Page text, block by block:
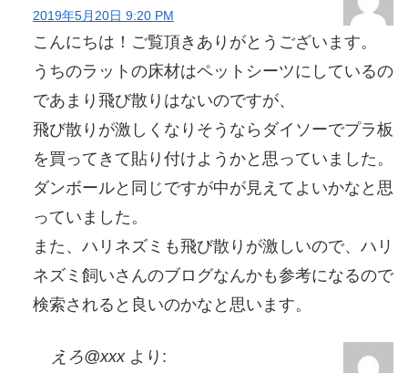
2019年5月20日 9:20 PM
こんにちは！ご覧頂きありがとうございます。
うちのラットの床材はペットシーツにしているの
であまり飛び散りはないのですが、
飛び散りが激しくなりそうならダイソーでプラ板
を買ってきて貼り付けようかと思っていました。
ダンボールと同じですが中が見えてよいかなと思
っていました。
また、ハリネズミも飛び散りが激しいので、ハリ
ネズミ飼いさんのブログなんかも参考になるので
検索されると良いのかなと思います。
えろ@xxx より: